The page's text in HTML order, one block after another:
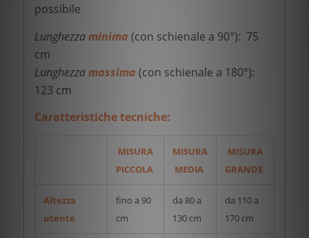
possibile
Lunghezzaminima (con schienale a 90°): 75
cm
Lunghezzamassima (con schienale a 180°):
123 cm
Caratteristiche tecniche:
MISURA
PICCOLA
MISURA
MEDIA
MISURA
GRANDE
Altezza
utente
fino a 90
cm
da 80 a
130 cm
da 110 a
170 cm